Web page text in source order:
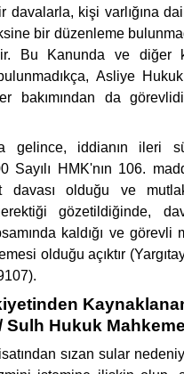
davalarla, kişi varlığına
bir düzenleme
Bu Kanunda ve diğer
Asliye
bakımından da
gelince, iddianın ileri
Sayılı HMK'nın 106.
davası olduğu ve
gözetildiğinde,
kaldığı ve görevli
olduğu açıktır
Sulh Hukuk
sızan sular